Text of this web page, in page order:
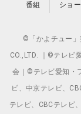
番組 ショー
©「かよチュー
CO.,LTD. ｜©テレビ
会｜©テレビ愛知・
ビ、中京テレビ、
テレビ、CBCテレビ